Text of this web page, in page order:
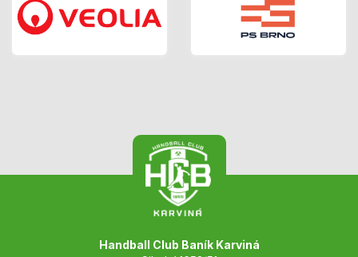
Handball Club Baník Karviná